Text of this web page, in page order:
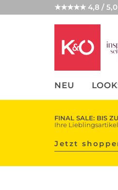
★★★★★ 4,8 / 5,0
NEU
UNSERE APP
CLICK &
FINAL SALE: BIS
Ihre
Jetzt